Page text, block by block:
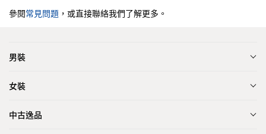
參閱常見問題 ，或直接聯絡我們了解更多。
男裝
女裝
中古逸品